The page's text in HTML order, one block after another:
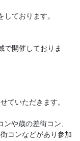
ております。
で開催しておりま
ていただきます。
や歳の差街コン、
コンなどがあり参加